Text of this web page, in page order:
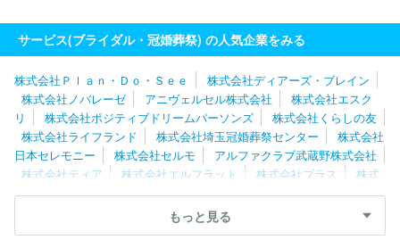
サービス(ブライダル・冠婚葬祭) の人気企業をみる
株式会社Ｐｌａｎ・Ｄｏ・Ｓｅｅ
株式会社ディアーズ・ブレイン
株式会社ノバレーゼ
アニヴェルセル株式会社
株式会社エスク
リ
株式会社ポジティブドリームパーソンズ
株式会社くらしの友
株式会社ライフランド
株式会社埼玉冠婚葬祭センター
株式会社
日本セレモニー
株式会社セルモ
アルファクラブ武蔵野株式会社
株式会社ティア
株式会社エルフラット 株式会社ブラス
株式
会社ブライド・トゥー・ビー
株式会社クリスタルインターナショナ
沖縄ワタベウェディング株式会社
株式会社栄光堂セレモニー
ユニオン
もっと見る